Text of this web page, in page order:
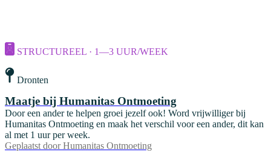
STRUCTUREEL · 1—3 UUR/WEEK
Dronten
Maatje bij Humanitas Ontmoeting
Door een ander te helpen groei jezelf ook! Word vrijwilliger bij
Humanitas Ontmoeting en maak het verschil voor een ander, dit kan
al met 1 uur per week.
Geplaatst door Humanitas Ontmoeting